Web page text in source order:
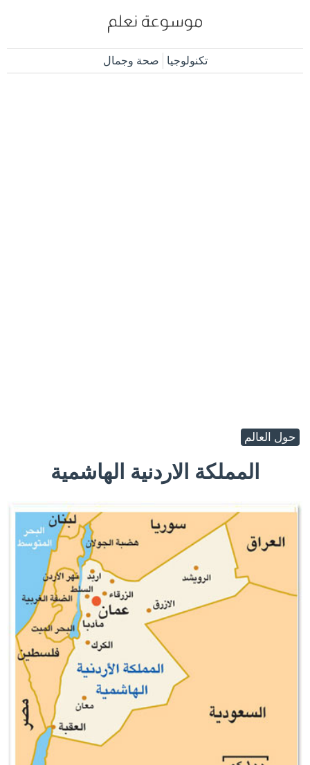
تكنولوجيا صحة وجمال
حول العالم
المملكة الاردنية الهاشمية